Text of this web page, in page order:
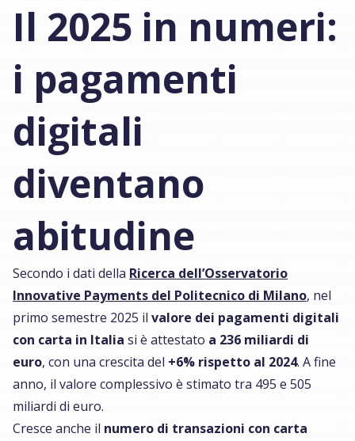
Il 2025 in numeri:
i pagamenti
digitali
diventano
abitudine
Secondo i dati della Ricerca dell’Osservatorio
Innovative Payments del Politecnico di Milano, nel
primo semestre 2025 il valore dei pagamenti digitali
con carta in Italia si è attestato a 236 miliardi di
euro, con una crescita del +6% rispetto al 2024. A fine
anno, il valore complessivo è stimato tra 495 e 505
miliardi di euro.
Cresce anche il numero di transazioni con carta